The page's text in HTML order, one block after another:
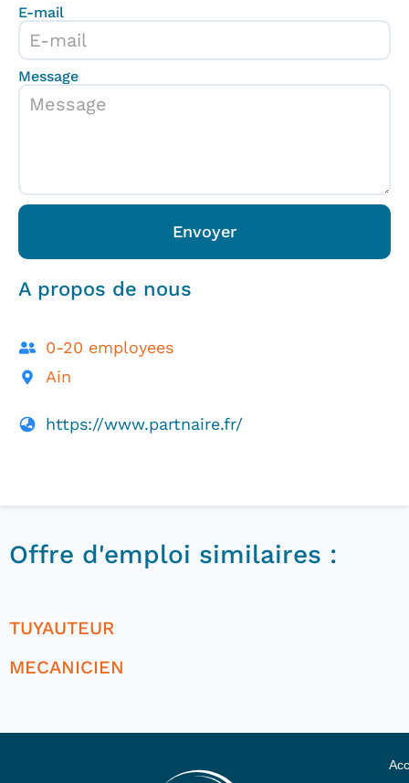
E-mail
Message
Envoyer
A propos de nous
0-20 employees
Ain
https://www.partnaire.fr/
Offre d'emploi similaires :
TUYAUTEUR
MECANICIEN